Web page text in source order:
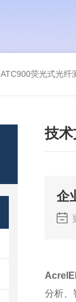
ATC900荧光式光纤
技
企
分析、